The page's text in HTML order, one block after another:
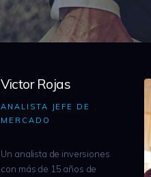
Victor Rojas
ANALISTA JEFE DE
MERCADO
Un analista de inversiones
con más de 15 años de